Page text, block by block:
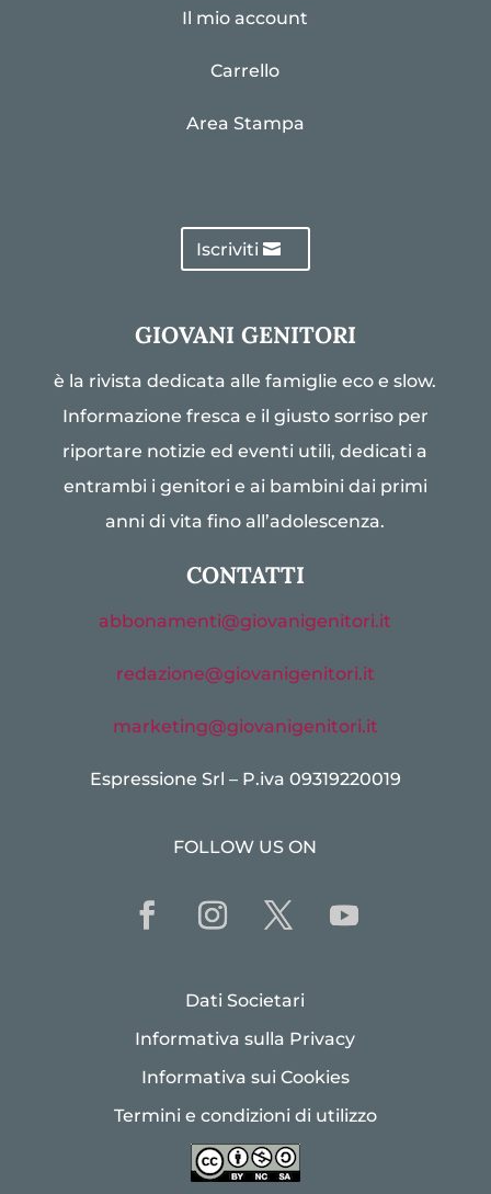
Il mio account
Carrello
Area Stampa
Iscriviti
GIOVANI GENITORI
è la rivista dedicata alle famiglie eco e slow.
Informazione fresca e il giusto sorriso per
riportare notizie ed eventi utili, dedicati a
entrambi i genitori e ai bambini dai primi
anni di vita fino all’adolescenza.
CONTATTI
abbonamenti@giovanigenitori.it
redazione@giovanigenitori.it
marketing@giovanigenitori.it
Espressione Srl – P.iva 09319220019
FOLLOW US ON
Dati Societari
Informativa sulla Privacy
Informativa sui Cookies
Termini e condizioni di utilizzo